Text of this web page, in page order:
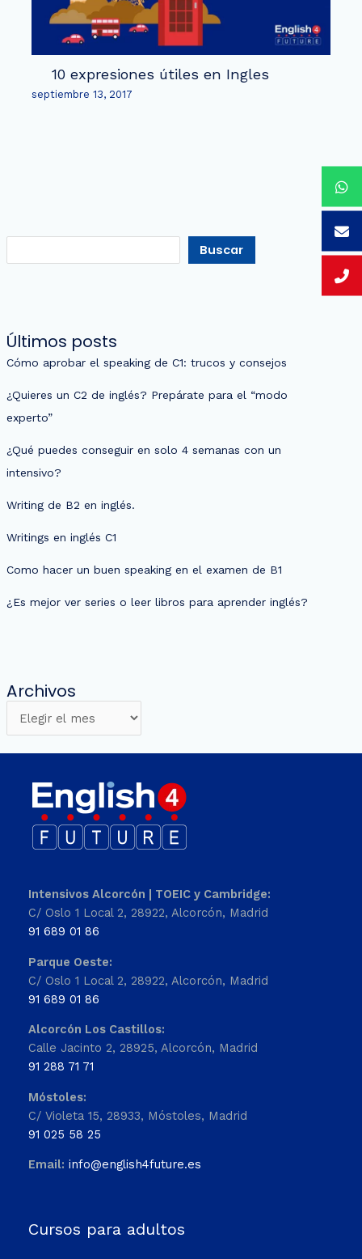
10 expresiones útiles en Ingles
septiembre 13, 2017
Buscar
Últimos posts
Cómo aprobar el speaking de C1: trucos y consejos
¿Quieres un C2 de inglés? Prepárate para el “modo
experto”
¿Qué puedes conseguir en solo 4 semanas con un
intensivo?
Writing de B2 en inglés.
Writings en inglés C1
Como hacer un buen speaking en el examen de B1
¿Es mejor ver series o leer libros para aprender inglés?
Archivos
Intensivos Alcorcón | TOEIC y Cambridge:
C/ Oslo 1 Local 2, 28922, Alcorcón, Madrid
91 689 01 86
Parque Oeste:
C/ Oslo 1 Local 2, 28922, Alcorcón, Madrid
91 689 01 86
Alcorcón Los Castillos:
Calle Jacinto 2, 28925, Alcorcón, Madrid
91 288 71 71
Móstoles:
C/ Violeta 15, 28933, Móstoles, Madrid
91 025 58 25
Email: info@english4future.es
Cursos para adultos